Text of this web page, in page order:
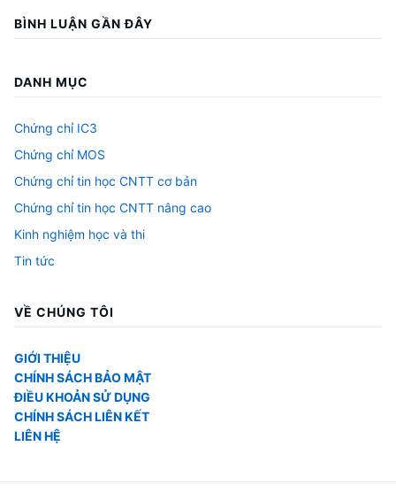
BÌNH LUẬN GẦN ĐÂY
DANH MỤC
Chứng chỉ IC3
Chứng chỉ MOS
Chứng chỉ tin học CNTT cơ bản
Chứng chỉ tin học CNTT nâng cao
Kinh nghiệm học và thi
Tin tức
VỀ CHÚNG TÔI
GIỚI THIỆU
CHÍNH SÁCH BẢO MẬT
ĐIỀU KHOẢN SỬ DỤNG
CHÍNH SÁCH LIÊN KẾT
LIÊN HỆ